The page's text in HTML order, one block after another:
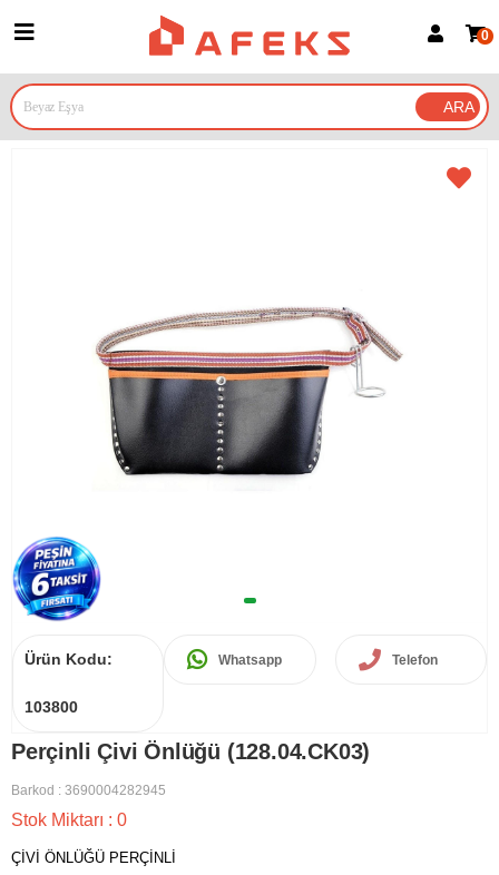
Google İle Bağlan
0
Ürün Kodu:
103800
Whatsapp Telefon
Perçinli Çivi Önlüğü (128.04.CK03)
Barkod : 3690004282945
Stok Miktarı : 0
ÇİVİ ÖNLÜĞÜ PERÇİNLİ